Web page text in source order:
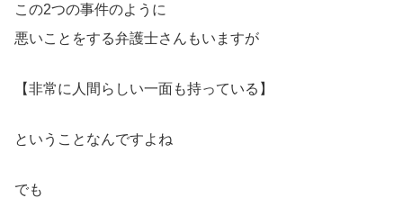
この2つの事件のように
悪いことをする弁護士さんもいますが
【非常に人間らしい一面も持っている】
ということなんですよね
でも